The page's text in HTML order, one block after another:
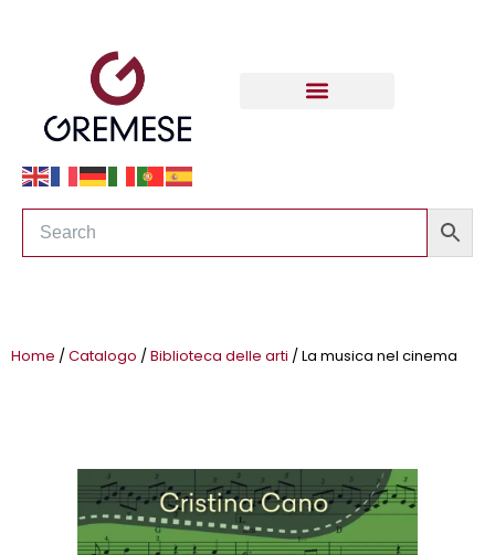
Home /Catalogo /Biblioteca delle arti / La musica nel cinema